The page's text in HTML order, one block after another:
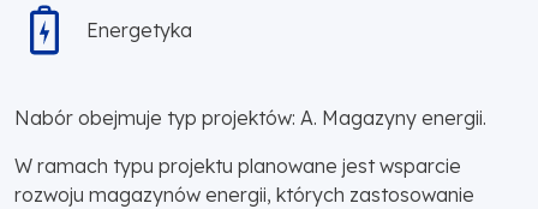
Energetyka
Nabór obejmuje typ projektów: A. Magazyny energii.
W ramach typu projektu planowane jest wsparcie
rozwoju magazynów energii, których zastosowanie